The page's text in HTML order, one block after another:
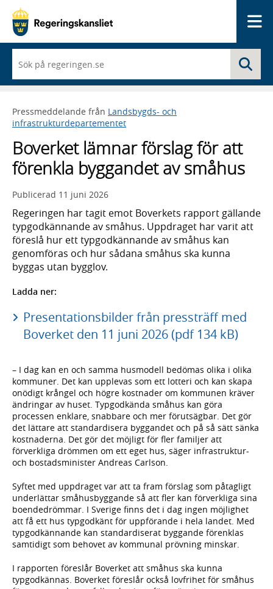
du
börjar
skriva
framträder
en
med
sökförslag
Pressmeddelande från Landsbygds- och
infrastrukturdepartementet
Boverket lämnar förslag för att
förenkla byggandet av småhus
Publicerad 11 juni 2026
Regeringen har tagit emot Boverkets rapport gällande
typgodkännande av småhus. Uppdraget har varit att
föreslå hur ett typgodkännande av småhus kan
genomföras och hur sådana småhus ska kunna
byggas utan bygglov.
Ladda ner:
Presentationsbilder från pressträff med
Boverket den 11 juni 2026 (pdf 134 kB)
– I dag kan en och samma husmodell bedömas olika i olika
kommuner. Det kan upplevas som ett lotteri och kan skapa
onödigt krångel och högre kostnader om kommunen kräver
ändringar av huset. Typgodkända småhus kan göra
processen enklare, snabbare och mer förutsägbar. Det gör
det lättare att standardisera byggandet och på så sätt sänka
kostnaderna. Det gör det möjligt för fler familjer att
förverkliga drömmen om ett eget hus, säger infrastruktur-
och bostadsminister Andreas Carlson.
Syftet med uppdraget var att ta fram förslag som påtagligt
underlättar småhusbyggande så att fler kan förverkliga sina
boendedrömmar. I Sverige finns det i dag ingen möjlighet
att få ett hus typgodkänt för uppförande i hela landet. Med
typgodkännande kan standardiserat byggande förenklas
samtidigt som behovet av kommunal prövning minskar.
I rapporten föreslår Boverket att småhus ska kunna
typgodkännas. Boverket föreslår också lovfrihet för småhus